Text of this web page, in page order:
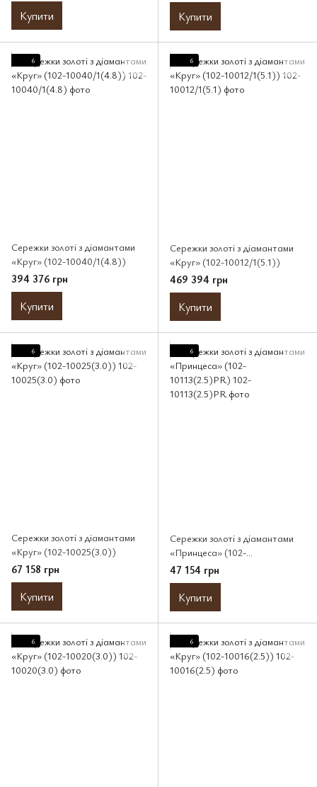
Купити Купити
6
Сережки золоті з діамантами
«Круг» (102-10040/1(4.8))
394 376 грн
Купити
6
Сережки золоті з діамантами
«Круг» (102-10012/1(5.1))
469 394 грн
Купити
6
Сережки золоті з діамантами
«Круг» (102-10025(3.0))
67 158 грн
Купити
6
Сережки золоті з діамантами
«Принцеса» (102-
10113(2.5)PR)
47 154 грн
Купити
6 6